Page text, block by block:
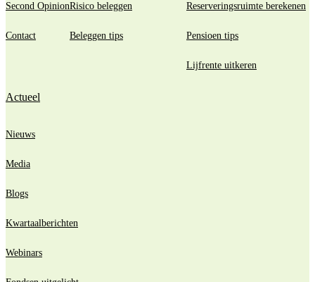
Second Opinion
Contact
Risico beleggen
Beleggen tips
Reserveringsruimte berekenen
Pensioen tips
Lijfrente uitkeren
Actueel
Nieuws
Media
Blogs
Kwartaalberichten
Webinars